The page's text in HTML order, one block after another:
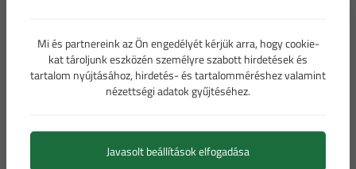
Műanyag New Jersey elválasztó elem
80 cm (bruttó ár)
Mi és partnereink az Ön engedélyét kérjük arra, hogy cookie-
kat tároljunk eszközén személyre szabott hirdetések és
tartalom nyújtásához, hirdetés- és tartalomméréshez valamint
nézettségi adatok gyűjtéséhez.
Javasolt beállítások elfogadása